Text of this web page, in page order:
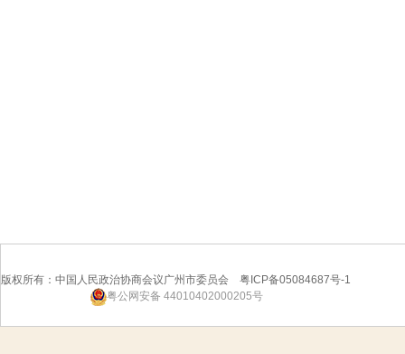
版权所有：中国人民政治协商会议广州市委员会 粤ICP备05084687号-1
粤公网安备 44010402000205号